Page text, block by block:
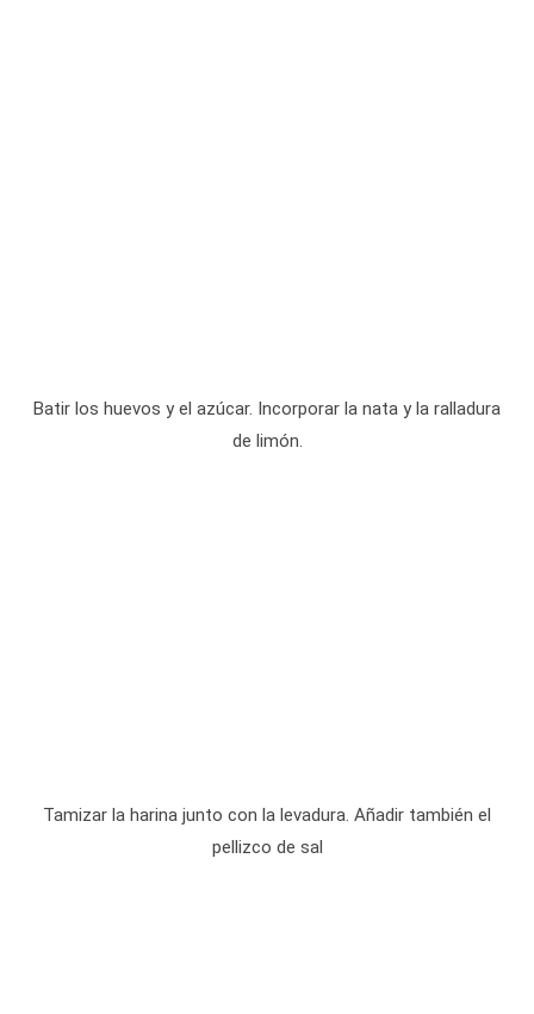
Batir los huevos y el azúcar. Incorporar la nata y la ralladura
de limón.
Tamizar la harina junto con la levadura. Añadir también el
pellizco de sal